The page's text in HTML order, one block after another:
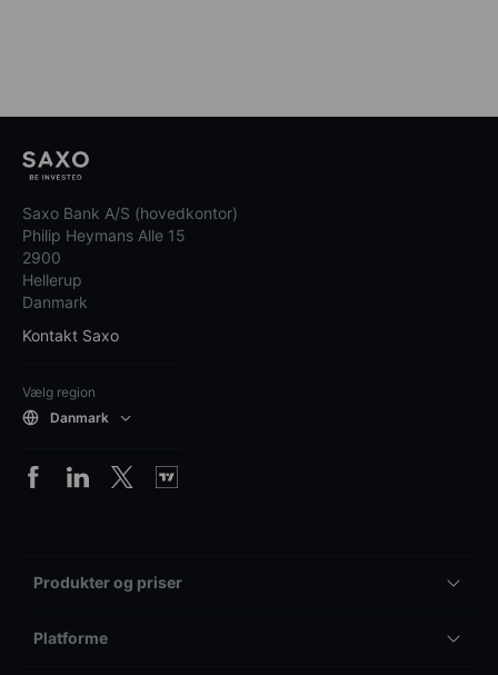
Saxo Bank A/S (hovedkontor)
Philip Heymans Alle 15
2900
Hellerup
Danmark
Kontakt Saxo
Vælg region
Danmark
Produkter og priser
Platforme